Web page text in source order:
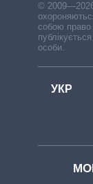
©
собою право
особи.
УКР